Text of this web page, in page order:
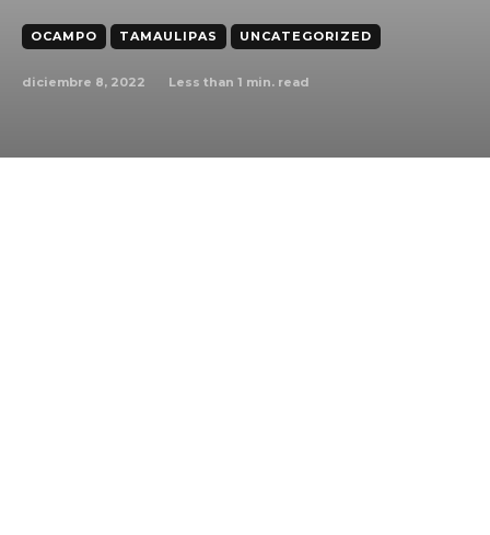
OCAMPO TAMAULIPAS UNCATEGORIZED
diciembre 8, 2022 Less than 1 min. read